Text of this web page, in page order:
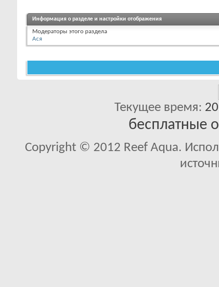
Информация о разделе и настройки отображения
Модераторы этого раздела
Ася
Текущее время:
бесплатные
Copyright © 2012 Reef Aqua.